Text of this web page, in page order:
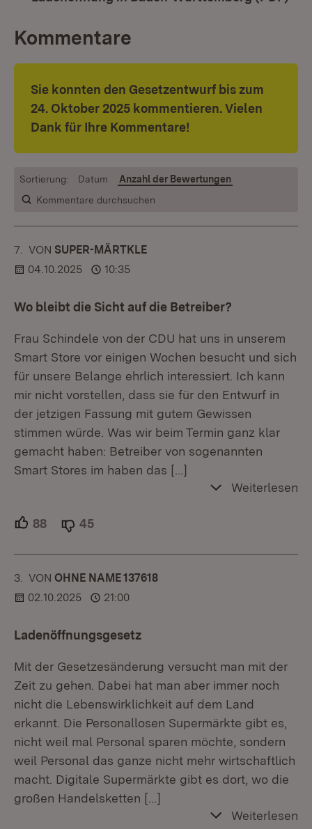
Kommentare
Sie konnten den Gesetzentwurf bis zum
24. Oktober 2025 kommentieren. Vielen
Dank für Ihre Kommentare!
Kommentare durchsuchen
Sortierung: Datum Anzahl der Bewertungen
7. KOMMENTAR
VON :SUPER-MÄRTKLE
04.10.2025
10:35
Wo bleibt die Sicht auf die Betreiber?
Frau Schindele von der CDU hat uns in unserem
Smart Store vor einigen Wochen besucht und sich
für unsere Belange ehrlich interessiert. Ich kann
mir nicht vorstellen, dass sie für den Entwurf in
der jetzigen Fassung mit gutem Gewissen
stimmen würde. Was wir beim Termin ganz klar
gemacht haben: Betreiber von sogenannten
Smart Stores im haben das […]
Weiterlesen
88 Unterstützer.
45
3. KOMMENTAR
VON :OHNE NAME 137618
02.10.2025
21:00
Ladenöffnungsgesetz
Mit der Gesetzesänderung versucht man mit der
Zeit zu gehen. Dabei hat man aber immer noch
nicht die Lebenswirklichkeit auf dem Land
erkannt. Die Personallosen Supermärkte gibt es,
nicht weil mal Personal sparen möchte, sondern
weil Personal das ganze nicht mehr wirtschaftlich
macht. Digitale Supermärkte gibt es dort, wo die
großen Handelsketten […]
Weiterlesen